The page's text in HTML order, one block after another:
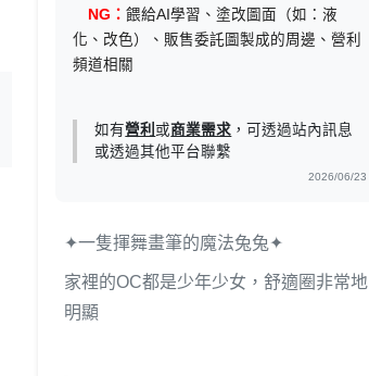
NG：餵給AI學習、塗改圖面（如：液
化、改色）、販售委託圖製成的周邊、營利
頻道相關
如有營利 或商業需求 ，可透過站內訊息
或透過其他平台聯繫
2026/06/23
✦一隻揮舞畫筆的魔法兔兔✦
家裡的OC都是少年少女，舒適圈非常地
明顯